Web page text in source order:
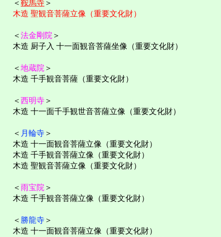
＜ 鞍馬寺 ＞
木造 聖観音菩薩立像（重要文化財）
＜ 法金剛院 ＞
木造 厨子入 十一面観音菩薩坐像（重要文化財）
＜ 地蔵院 ＞
木造 千手観音菩薩（重要文化財）
＜ 西明寺 ＞
木造 十一面千手観世音菩薩立像（重要文化財）
＜ 月輪寺 ＞
木造 十一面観音菩薩立像（重要文化財）
木造 千手観音菩薩立像（重要文化財）
木造 聖観音菩薩立像（重要文化財）
＜ 雨宝院 ＞
木造 千手観音菩薩立像（重要文化財）
＜ 勝龍寺 ＞
木造 十一面観音菩薩立像（重要文化財）